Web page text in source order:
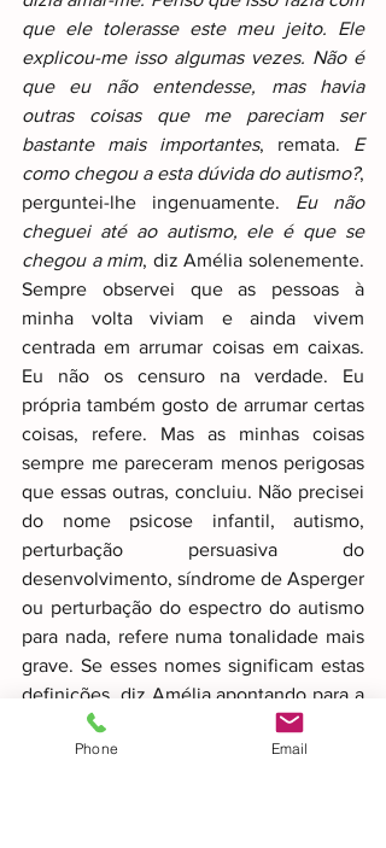
que ele tolerasse este meu jeito. Ele
explicou-me isso algumas vezes. Não é
que eu não entendesse, mas havia
outras coisas que me pareciam ser
bastante mais importantes, remata. E
como chegou a esta dúvida do autismo?,
perguntei-lhe ingenuamente. Eu não
cheguei até ao autismo, ele é que se
chegou a mim, diz Amélia solenemente.
Sempre observei que as pessoas à
minha volta viviam e ainda vivem
centrada em arrumar coisas em caixas.
Eu não os censuro na verdade. Eu
própria também gosto de arrumar certas
coisas, refere. Mas as minhas coisas
sempre me pareceram menos perigosas
que essas outras, concluiu. Não precisei
do nome psicose infantil, autismo,
perturbação persuasiva do
desenvolvimento, síndrome de Asperger
ou perturbação do espectro do autismo
para nada, refere numa tonalidade mais
grave. Se esses nomes significam estas
definições, diz Amélia apontando para a
fotocópia.
Do que me vale isso se tenho
aquilo que eu própria sinto?
, pergunta-
Phone Email